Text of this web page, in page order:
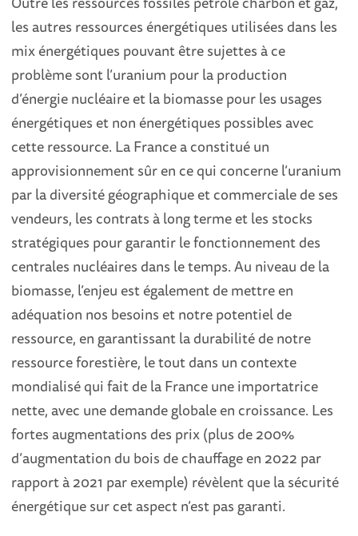
les autres ressources énergétiques utilisées dans les
mix énergétiques pouvant être sujettes à ce
problème sont l’uranium pour la production
d’énergie nucléaire et la biomasse pour les usages
énergétiques et non énergétiques possibles avec
cette ressource. La France a constitué un
approvisionnement sûr en ce qui concerne l’uranium
par la diversité géographique et commerciale de ses
vendeurs, les contrats à long terme et les stocks
stratégiques pour garantir le fonctionnement des
centrales nucléaires dans le temps. Au niveau de la
biomasse, l’enjeu est également de mettre en
adéquation nos besoins et notre potentiel de
ressource, en garantissant la durabilité de notre
ressource forestière, le tout dans un contexte
mondialisé qui fait de la France une importatrice
nette, avec une demande globale en croissance. Les
fortes augmentations des prix (plus de 200%
d’augmentation du bois de chauffage en 2022 par
rapport à 2021 par exemple) révèlent que la sécurité
énergétique sur cet aspect n’est pas garanti.